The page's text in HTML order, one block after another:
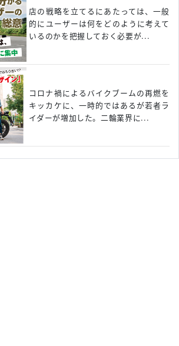
店の戦略を立てるにあたっては、一般
的にユーザーは何をどのように考えて
いるのかを把握しておく必要が...
コロナ禍によるバイクブームの再燃を
キッカケに、一時的ではあるが若者ラ
イダーが増加した。二輪業界に...